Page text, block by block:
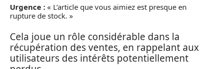
Urgence : « L’article que vous aimiez est presque en
rupture de stock. »
Cela joue un rôle considérable dans la
récupération des ventes, en rappelant aux
utilisateurs des intérêts potentiellement